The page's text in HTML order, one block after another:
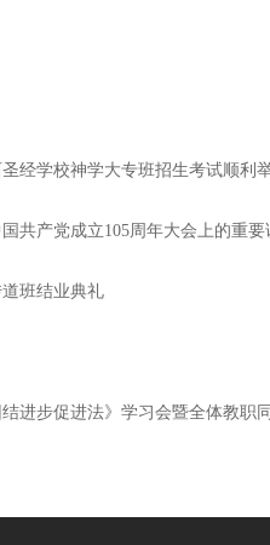
经学校神学大专班招生考试顺利
共产党成立105周年大会上的重要
班结业典礼
进步促进法》学习会暨全体教职